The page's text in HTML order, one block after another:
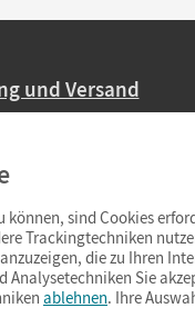
und Versand
EUR Bestellwert
in 3–6 Tagen).
sind Cookies
Trackingtechniken
die zu Ihren
Sie
ablehnen. Ihre